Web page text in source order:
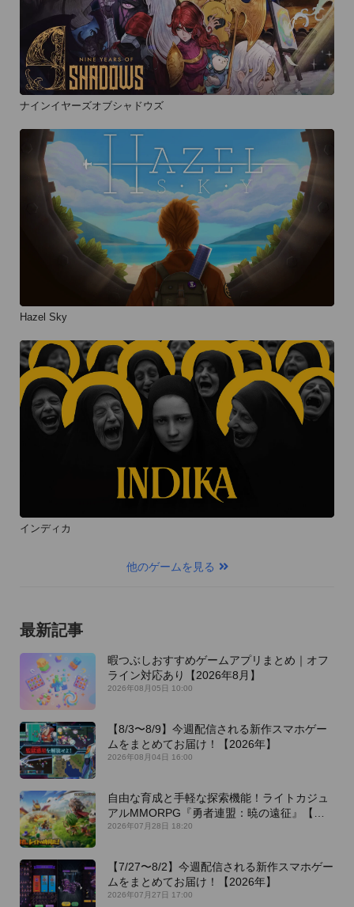
ナインイヤーズオブシャドウズ
Hazel Sky
インディカ
他のゲームを見る
最新記事
暇つぶしおすすめゲームアプリまとめ｜オフ
ライン対応あり【2026年8月】
2026年08月05日 10:00
【8/3〜8/9】今週配信される新作スマホゲー
ムをまとめてお届け！【2026年】
2026年08月04日 16:00
自由な育成と手軽な探索機能！ライトカジュ
アルMMORPG『勇者連盟：暁の遠征』【最
新作PICKUP】
2026年07月28日 18:20
【7/27〜8/2】今週配信される新作スマホゲー
ムをまとめてお届け！【2026年】
2026年07月27日 17:00